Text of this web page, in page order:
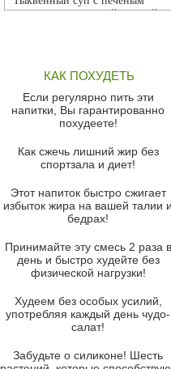
чесноком и томатной сальсой
красного перца
Парижский луковый суп
Суп из спаржи и горошка с
Суп-крем из цветной капусты
Французский луковый суп
Суп из баклажанов с моцареллой
Грибной крем-суп с кростини с
козьим сыром
Суп мисо с зеленым луком и
тофу
из рукколы
КАК ПОХУДЕТЬ
Если регулярно пить эти
напитки, Вы гарантированно
похудеете!
Как сжечь лишний жир без
спортзала и диет!
Этот напиток быстро сжигает
избыток жира на вашей талии и
бедрах!
Принимайте эту смесь 2 раза в
день и быстро худейте без
физической нагрузки!
Худеем без особых усилий,
употребляя каждый день чудо-
салат!
Забудьте о силиконе! Шесть